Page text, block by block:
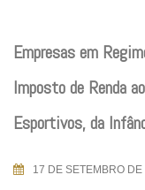
Empresas em
Imposto de Renda
Esportivos, da
17 DE SETEMBRO